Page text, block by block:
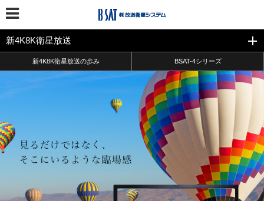
新4K8K衛星放送
新4K8K衛星放送の歩み BSAT-4シリーズ